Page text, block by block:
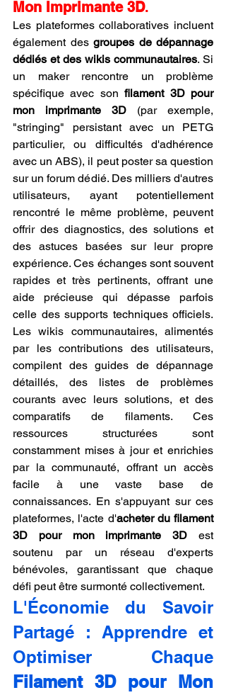
Mon Imprimante 3D.
Les plateformes collaboratives incluent
également des groupes de dépannage
dédiés et des wikis communautaires. Si
un maker rencontre un problème
spécifique avec son filament 3D pour
mon imprimante 3D (par exemple,
"stringing" persistant avec un PETG
particulier, ou difficultés d'adhérence
avec un ABS), il peut poster sa question
sur un forum dédié. Des milliers d'autres
utilisateurs, ayant potentiellement
rencontré le même problème, peuvent
offrir des diagnostics, des solutions et
des astuces basées sur leur propre
expérience. Ces échanges sont souvent
rapides et très pertinents, offrant une
aide précieuse qui dépasse parfois
celle des supports techniques officiels.
Les wikis communautaires, alimentés
par les contributions des utilisateurs,
compilent des guides de dépannage
détaillés, des listes de problèmes
courants avec leurs solutions, et des
comparatifs de filaments. Ces
ressources structurées sont
constamment mises à jour et enrichies
par la communauté, offrant un accès
facile à une vaste base de
connaissances. En s'appuyant sur ces
plateformes, l'acte d'acheter du filament
3D pour mon imprimante 3D est
soutenu par un réseau d'experts
bénévoles, garantissant que chaque
défi peut être surmonté collectivement.
L'Économie du Savoir
Partagé : Apprendre et
Filament 3D pour Mon